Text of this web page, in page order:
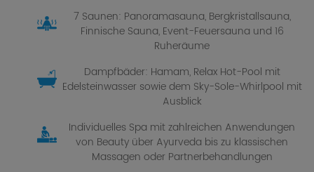
7 Saunen: Panoramasauna, Bergkristallsauna,
Finnische Sauna, Event-Feuersauna und 16
Ruheräume
Dampfbäder: Hamam, Relax Hot-Pool mit
Edelsteinwasser sowie dem Sky-Sole-Whirlpool mit
Ausblick
Individuelles Spa mit zahlreichen Anwendungen
von Beauty über Ayurveda bis zu klassischen
Massagen oder Partnerbehandlungen